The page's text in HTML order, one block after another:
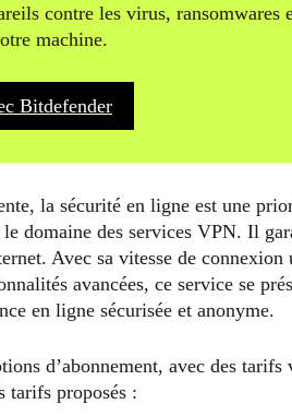
contre les virus, ransomwares
machine.
Bitdefender
la sécurité en ligne est une
domaine des services VPN. Il
Avec sa vitesse de
avancées, ce service se
en ligne sécurisée et anonyme.
d’abonnement, avec des
tarifs proposés :